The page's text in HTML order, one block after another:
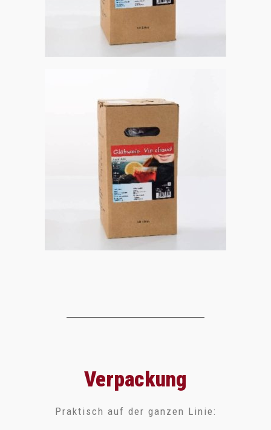
Verpackung
Praktisch auf der ganzen Linie: